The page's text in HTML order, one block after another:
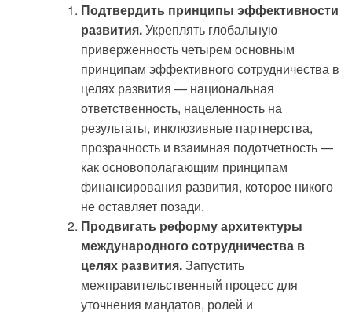
Подтвердить принципы эффективности
развития.Укреплять глобальную
приверженность четырем основным
принципам эффективного сотрудничества в
целях развития — национальная
ответственность, нацеленность на
результаты, инклюзивные партнерства,
прозрачность и взаимная подотчетность —
как основополагающим принципам
финансирования развития, которое никого
не оставляет позади.
Продвигать реформу архитектуры
международного сотрудничества в
целях развития.Запустить
межправительственный процесс для
уточнения мандатов, ролей и